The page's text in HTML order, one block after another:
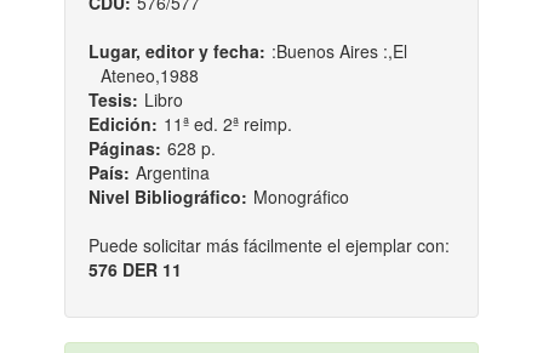
Lugar, editor y fecha: :Buenos Aires :,El
Ateneo,1988
Tesis: Libro
Edición: 11ª ed. 2ª reimp.
Páginas: 628 p.
País: Argentina
Nivel Bibliográfico: Monográfico
Puede solicitar más fácilmente el ejemplar con:
576 DER 11